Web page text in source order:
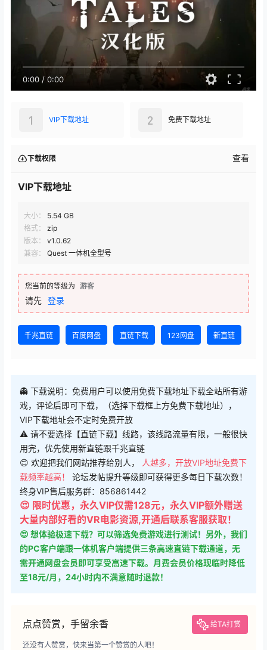
0:00 / 0:00
VIP下载地址
1 免费下载地址
2
下载权限 查看
VIP下载地址
大小：
5.54 GB
格式：
zip
版本：
v1.0.62
兼容：
Quest 一体机全型号
您当前的等级为 游客
请先 登录
千兆直链 百度网盘 直链下载 123网盘 新直链
👻 下载说明：免费用户可以使用免费下载地址下载全站所有游
戏，评论后即可下载，（选择下载框上方免费下载地址），
VIP下载地址会不定时免费开放
⚠ 请不要选择【直链下载】线路，该线路流量有限，一般很快
用完，优先使用新直链跟千兆直链
😊 欢迎把我们网站推荐给别人，
人越多，开放VIP地址免费下
载频率越高！ 论坛发帖提升等级即可获得更多每日下载次数！
终身VIP售后服务群：856861442
😍 限时优惠，永久VIP仅需128元，永久VIP额外赠送
大量内部好看的VR电影资源,开通后联系客服获取！
😍 想体验极速下载？可以筛选免费游戏进行测试！另外，我们
的PC客户端跟一体机客户端提供三条高速直链下载通道，无
需开通网盘会员即可享受高速下载。月费会员价格现临时降低
至18元/月，24小时内不满意随时退款！
点点赞赏，手留余香 给TA打赏
还没有人赞赏，快来当第一个赞赏的人吧！